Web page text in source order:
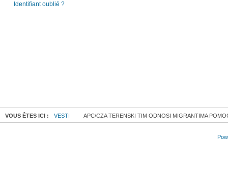
Identifiant oublié ?
VOUS ÊTES ICI : VESTI APC/CZA TERENSKI TIM ODNOSI MIGRANTIMA